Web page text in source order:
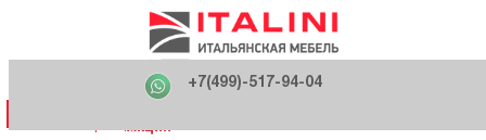
+7(499)-517-94-04
Фабрики
Распродажа
Как купить
О компании
Акция
+7(499)-517-94-04
121170 , г. Москва,
ул. Кутузовский проспект, д. 36 стр.3